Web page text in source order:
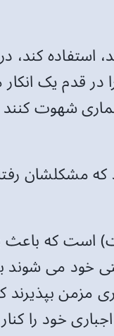
استفاده کند،
قدم یک
شهوت
مشکلشان
است که
می شوند به
بپذیرند
خود را